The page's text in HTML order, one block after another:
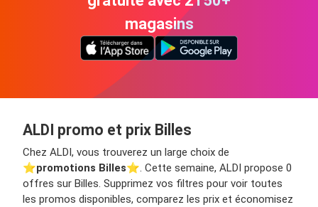
magasins
ALDI promo et prix Billes
Chez ALDI, vous trouverez un large choix de
⭐️promotions Billes⭐️. Cette semaine, ALDI propose 0
offres sur Billes. Supprimez vos filtres pour voir toutes
les promos disponibles, comparez les prix et économisez